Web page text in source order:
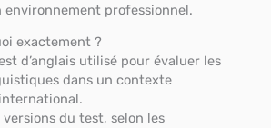
environnement professionnel.
exactement ?
d’anglais utilisé pour évaluer les
dans un contexte
du test, selon les